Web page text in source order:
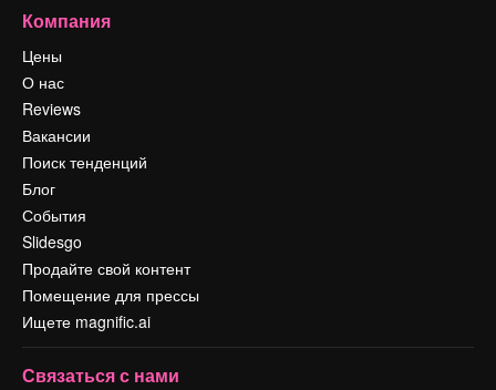
Компания
Цены
О нас
Reviews
Вакансии
Поиск тенденций
Блог
События
Slidesgo
Продайте свой контент
Помещение для прессы
Ищете magnific.ai
Связаться с нами